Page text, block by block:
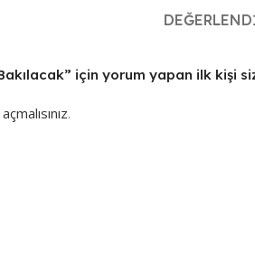
için yorum yapan ilk kişi
.